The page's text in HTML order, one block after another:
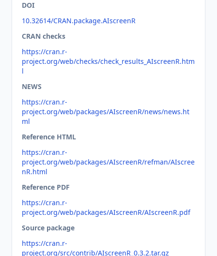
DOI
10.32614/CRAN.package.AIscreenR
CRAN checks
https://cran.r-
project.org/web/checks/check_results_AIscreenR.htm
l
NEWS
https://cran.r-
project.org/web/packages/AIscreenR/news/news.ht
ml
Reference HTML
https://cran.r-
project.org/web/packages/AIscreenR/refman/AIscree
nR.html
Reference PDF
https://cran.r-
project.org/web/packages/AIscreenR/AIscreenR.pdf
Source package
https://cran.r-
project.org/src/contrib/AIscreenR_0.3.2.tar.gz